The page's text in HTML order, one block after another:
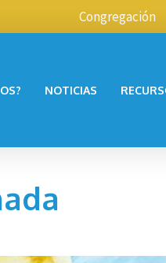
Congregación
NOTICIAS